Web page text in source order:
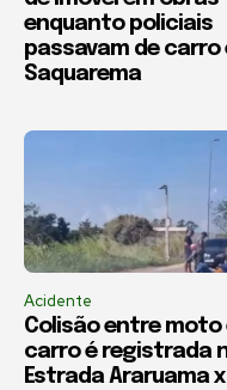
enquanto policiais
passavam de carro
Saquarema
Acidente
Colisão entre moto
carro é registrada
Estrada Araruama x